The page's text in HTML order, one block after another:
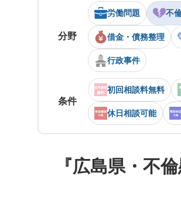
分野
労働問題 不
借金・債務整理
行政事件
条件
初回相談料無料
休日相談可能
『広島県・不